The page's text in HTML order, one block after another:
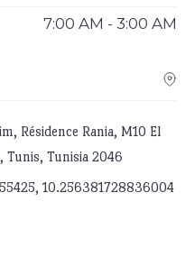
7:00 AM - 3:00 AM
Résidence Rania, M10 El
Tunis, Tunisia 2046
10.256381728836004